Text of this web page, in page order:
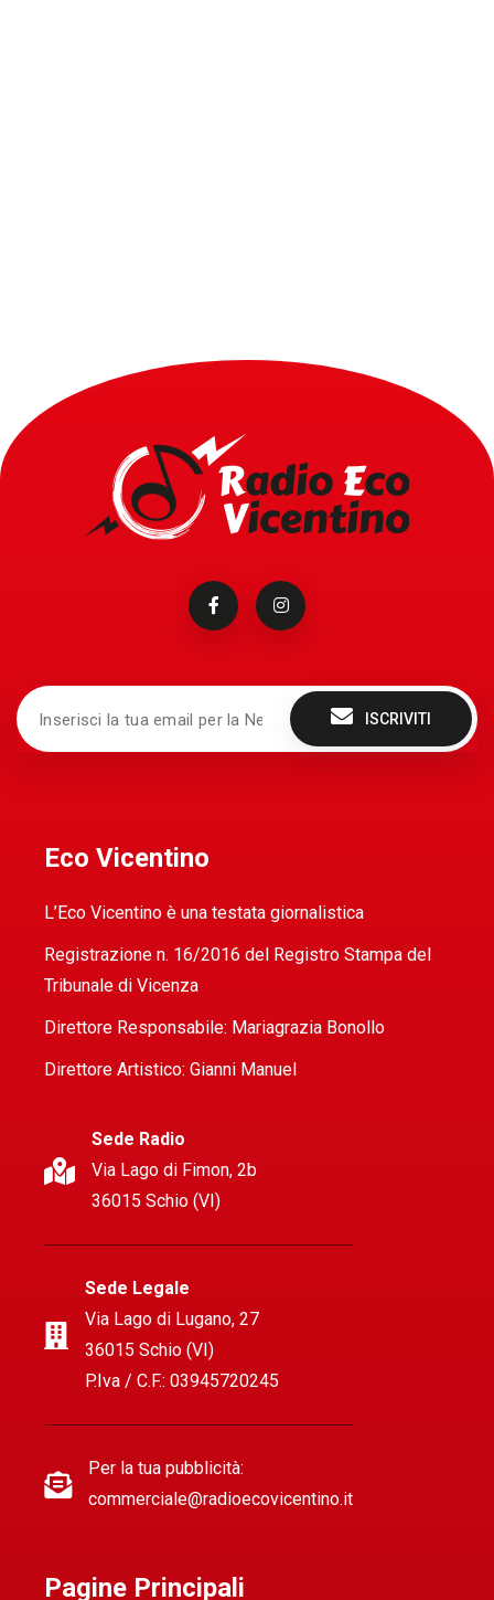
ISCRIVITI
Eco Vicentino
L’Eco Vicentino è una testata giornalistica
Registrazione n. 16/2016 del Registro Stampa del
Tribunale di Vicenza
Direttore Responsabile: Mariagrazia Bonollo
Direttore Artistico: Gianni Manuel
Sede Radio
Via Lago di Fimon, 2b
36015 Schio (VI)
Sede Legale
Via Lago di Lugano, 27
36015 Schio (VI)
P.Iva / C.F.: 03945720245
Per la tua pubblicità:
commerciale@radioecovicentino.it
Pagine Principali